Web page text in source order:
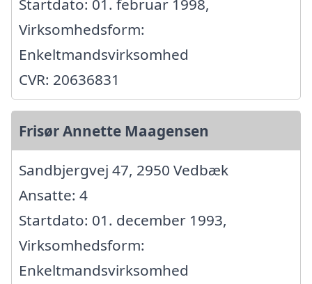
Startdato: 01. februar 1998,
Virksomhedsform:
Enkeltmandsvirksomhed
CVR: 20636831
Frisør Annette Maagensen
Sandbjergvej 47, 2950 Vedbæk
Ansatte: 4
Startdato: 01. december 1993,
Virksomhedsform:
Enkeltmandsvirksomhed